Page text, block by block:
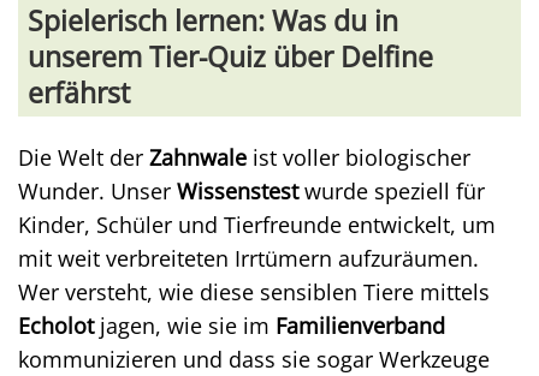
Spielerisch lernen: Was du in
unserem Tier-Quiz über Delfine
erfährst
Die Welt der Zahnwale ist voller biologischer
Wunder. Unser Wissenstestwurde speziell für
Kinder, Schüler und Tierfreunde entwickelt, um
mit weit verbreiteten Irrtümern aufzuräumen.
Wer versteht, wie diese sensiblen Tiere mittels
Echolotjagen, wie sie im Familienverband
kommunizieren und dass sie sogar Werkzeuge